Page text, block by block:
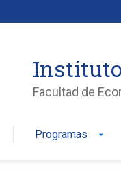
Facultad de
Programas arrow_drop_down